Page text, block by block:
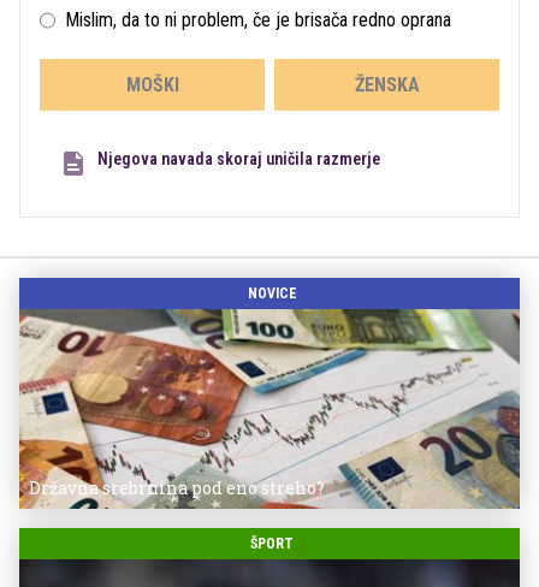
Mislim, da to ni problem, če je brisača redno oprana
MOŠKI ŽENSKA
Njegova navada skoraj uničila razmerje
NOVICE
Državna srebrnina pod eno streho?
ŠPORT